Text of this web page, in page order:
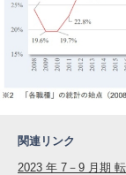
関連リンク
2023 年 7－9 月期